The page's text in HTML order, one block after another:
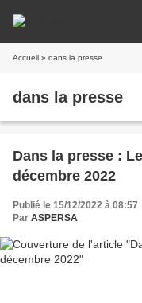
Accueil » dans la presse
dans la presse
Dans la presse :
décembre 2022
Publié le 15/12/2022 à 08:57
Par ASPERSA